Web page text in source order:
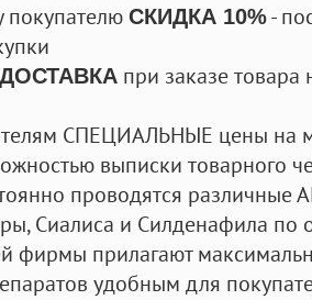
СКИДКА 10%-
при заказе
СПЕЦИАЛЬНЫЕ цены на
выписки товарного
проводятся
Сиалиса и Силденафила по
фирмы прилагают
удобным для